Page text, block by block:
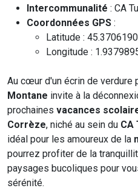
Intercommunalité : CA
Coordonnées GPS :
Latitude :
Longitude :
Au cœur d'un écrin de verdure
Montane invite à la
prochaines vacances
Corrèze, niché au sein du CA
idéal pour les amoureux de la
pourrez profiter de la
paysages bucoliques pour
sérénité.